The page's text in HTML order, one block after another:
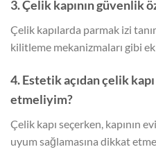
3. Çelik kapının güvenlik
Çelik kapılarda parmak izi
kilitleme mekanizmaları gibi
4. Estetik açıdan çelik
etmeliyim?
Çelik kapı seçerken, kapının
uyum sağlamasına dikkat